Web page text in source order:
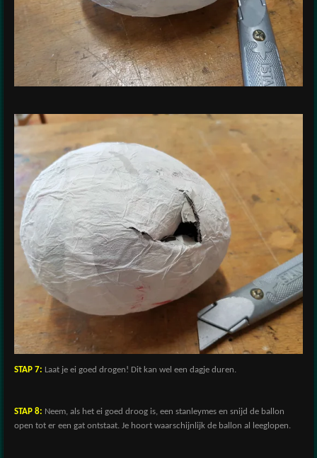
STAP 7: Laat je ei goed drogen! Dit kan wel een dagje duren.
STAP 8: Neem, als het ei goed droog is, een stanleymes en snijd de ballon
open tot er een gat ontstaat. Je hoort waarschijnlijk de ballon al leeglopen.